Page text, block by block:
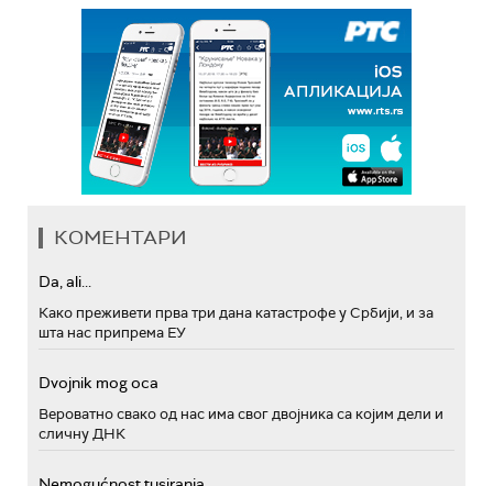
КОМЕНТАРИ
Da, ali...
Како преживети прва три дана катастрофе у Србији, и за
шта нас припрема ЕУ
Dvojnik mog oca
Вероватно свако од нас има свог двојника са којим дели и
сличну ДНК